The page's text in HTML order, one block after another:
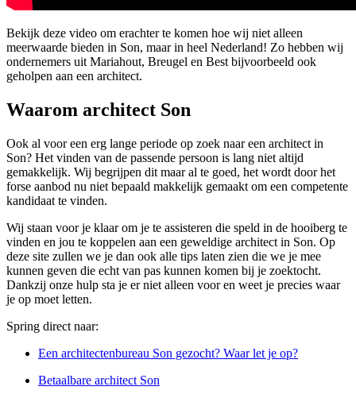
Bekijk deze video om erachter te komen hoe wij niet alleen
meerwaarde bieden in Son, maar in heel Nederland! Zo hebben wij
ondernemers uit Mariahout, Breugel en Best bijvoorbeeld ook
geholpen aan een architect.
Waarom architect Son
Ook al voor een erg lange periode op zoek naar een architect in
Son? Het vinden van de passende persoon is lang niet altijd
gemakkelijk. Wij begrijpen dit maar al te goed, het wordt door het
forse aanbod nu niet bepaald makkelijk gemaakt om een competente
kandidaat te vinden.
Wij staan voor je klaar om je te assisteren die speld in de hooiberg te
vinden en jou te koppelen aan een geweldige architect in Son. Op
deze site zullen we je dan ook alle tips laten zien die we je mee
kunnen geven die echt van pas kunnen komen bij je zoektocht.
Dankzij onze hulp sta je er niet alleen voor en weet je precies waar
je op moet letten.
Spring direct naar:
Een architectenbureau Son gezocht? Waar let je op?
Betaalbare architect Son